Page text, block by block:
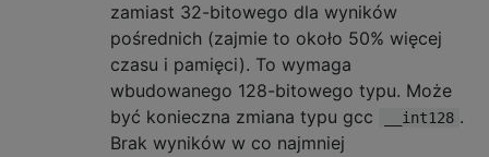
zamiast 32-bitowego dla wyników
pośrednich (zajmie to około 50% więcej
czasu i pamięci). To wymaga
wbudowanego 128-bitowego typu. Może
być konieczna zmiana typu gcc
__int128 .
Brak wyników w co najmniej